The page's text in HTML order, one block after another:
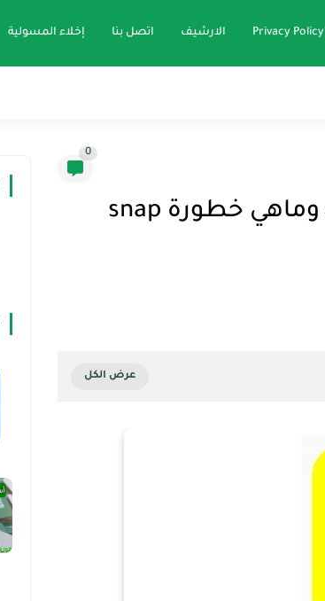
الارشيف اتصل بنا إخلاء المسولية
0
كيف اعرف ان الشخص عنده سناب بلس وماهي خطورة snap